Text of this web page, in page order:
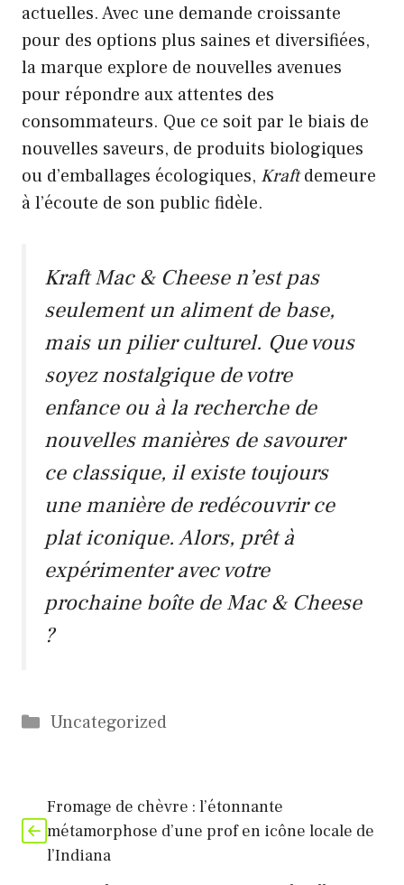
actuelles. Avec une demande croissante
pour des options plus saines et diversifiées,
la marque explore de nouvelles avenues
pour répondre aux attentes des
consommateurs. Que ce soit par le biais de
nouvelles saveurs, de produits biologiques
ou d’emballages écologiques, Kraftdemeure
à l’écoute de son public fidèle.
Kraft Mac & Cheesen’est pas
seulement un aliment de base,
mais un pilier culturel. Que vous
soyez nostalgique de votre
enfance ou à la recherche de
nouvelles manières de savourer
ce classique, il existe toujours
une manière de redécouvrir ce
plat iconique. Alors, prêt à
expérimenter avec votre
prochaine boîte de Mac & Cheese
?
Catégories
Uncategorized
Fromage de chèvre : l’étonnante
métamorphose d’une prof en icône locale de
l’Indiana